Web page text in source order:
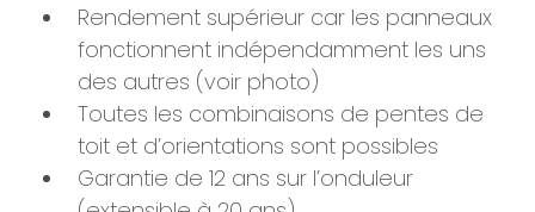
Rendement supérieur car les panneaux
fonctionnent indépendamment les uns
des autres (voir photo)
Toutes les combinaisons de pentes de
toit et d’orientations sont possibles
Garantie de 12 ans sur l’onduleur